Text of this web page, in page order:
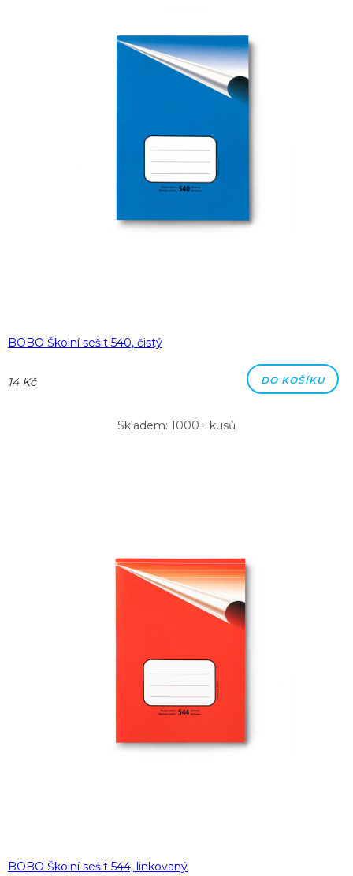
BOBO Školní sešit 540, čistý
14 Kč DO KOŠÍKU
Skladem: 1000+ kusů
BOBO Školní sešit 544, linkovaný